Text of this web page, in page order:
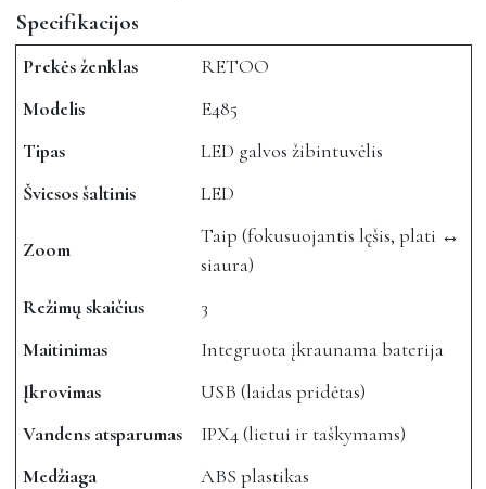
Specifikacijos
Prekės ženklas
RETOO
Modelis
E485
Tipas
LED galvos žibintuvėlis
Šviesos šaltinis
LED
Zoom
Taip (fokusuojantis lęšis, plati ↔
siaura)
Režimų skaičius
3
Maitinimas
Integruota įkraunama baterija
Įkrovimas
USB (laidas pridėtas)
Vandens atsparumas
IPX4 (lietui ir taškymams)
Medžiaga
ABS plastikas